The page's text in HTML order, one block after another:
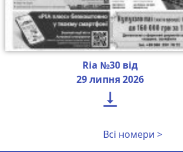
Ria №30 від
29 липня 2026

Всі номери >